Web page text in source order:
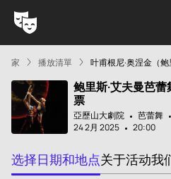
家 播放清單 叶甫根尼·奥涅金（鲍
鲍里斯·艾夫曼芭
票
亞歷山大劇院 芭蕾舞
24 2月 2025
20:00
选择日期和地点关于活动我